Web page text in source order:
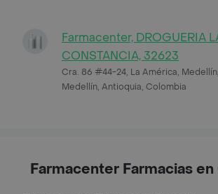
Farmacenter, DROGUERIA
CONSTANCIA, 32623
Cra. 86 #44-24, La América,
Medellín, Antioquia, Colombia
Farmacenter Farmacias